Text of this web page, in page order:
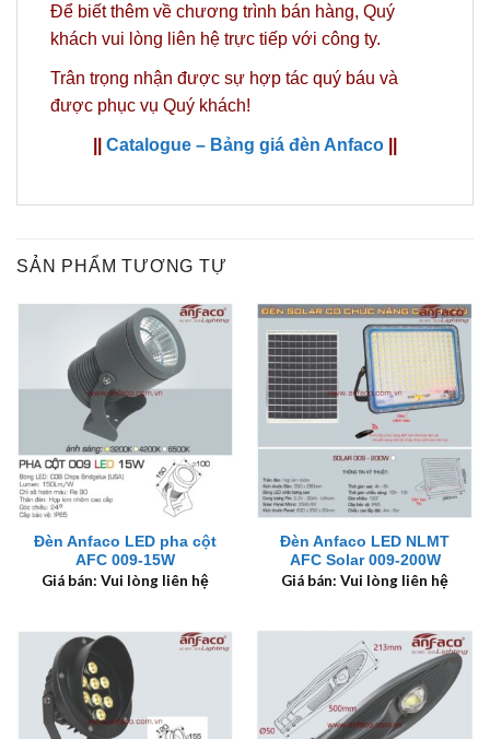
Để biết thêm về chương trình bán hàng, Quý
khách vui lòng liên hệ trực tiếp với công ty.
Trân trọng nhận được sự hợp tác quý báu và
được phục vụ Quý khách!
Catalogue – Bảng giá đèn Anfaco
SẢN PHẨM TƯƠNG TỰ
Đèn Anfaco LED pha cột
AFC 009-15W
Giá bán: Vui lòng liên hệ
Đèn Anfaco LED NLMT
AFC Solar 009-200W
Giá bán: Vui lòng liên hệ